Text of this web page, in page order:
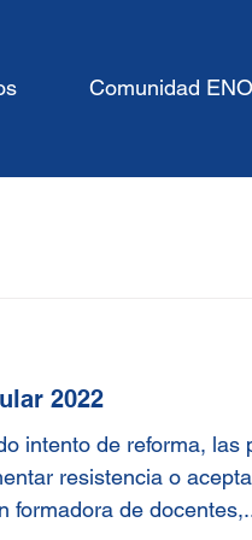
Comunidad ENO
2022
intento de reforma, las
resistencia o
formadora de